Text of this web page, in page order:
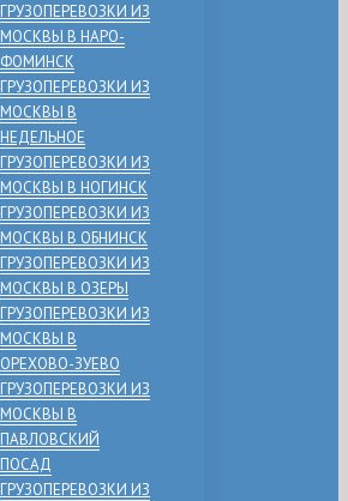
ГРУЗОПЕРЕВОЗКИ ИЗ
МОСКВЫ В НАРО-
ФОМИНСК
ГРУЗОПЕРЕВОЗКИ ИЗ
МОСКВЫ В
НЕДЕЛЬНОЕ
ГРУЗОПЕРЕВОЗКИ ИЗ
МОСКВЫ В НОГИНСК
ГРУЗОПЕРЕВОЗКИ ИЗ
МОСКВЫ В ОБНИНСК
ГРУЗОПЕРЕВОЗКИ ИЗ
МОСКВЫ В ОЗЕРЫ
ГРУЗОПЕРЕВОЗКИ ИЗ
МОСКВЫ В
ОРЕХОВО-ЗУЕВО
ГРУЗОПЕРЕВОЗКИ ИЗ
МОСКВЫ В
ПАВЛОВСКИЙ
ПОСАД
ГРУЗОПЕРЕВОЗКИ ИЗ